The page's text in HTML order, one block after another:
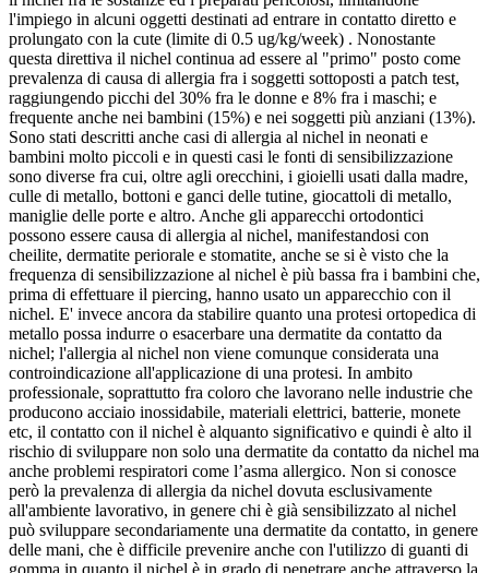
l'impiego in alcuni oggetti destinati ad entrare in contatto diretto e
prolungato con la cute (limite di 0.5 ug/kg/week) . Nonostante
questa direttiva il nichel continua ad essere al "primo" posto come
prevalenza di causa di allergia fra i soggetti sottoposti a patch test,
raggiungendo picchi del 30% fra le donne e 8% fra i maschi; e
frequente anche nei bambini (15%) e nei soggetti più anziani (13%).
Sono stati descritti anche casi di allergia al nichel in neonati e
bambini molto piccoli e in questi casi le fonti di sensibilizzazione
sono diverse fra cui, oltre agli orecchini, i gioielli usati dalla madre,
culle di metallo, bottoni e ganci delle tutine, giocattoli di metallo,
maniglie delle porte e altro. Anche gli apparecchi ortodontici
possono essere causa di allergia al nichel, manifestandosi con
cheilite, dermatite periorale e stomatite, anche se si è visto che la
frequenza di sensibilizzazione al nichel è più bassa fra i bambini che,
prima di effettuare il piercing, hanno usato un apparecchio con il
nichel. E' invece ancora da stabilire quanto una protesi ortopedica di
metallo possa indurre o esacerbare una dermatite da contatto da
nichel; l'allergia al nichel non viene comunque considerata una
controindicazione all'applicazione di una protesi. In ambito
professionale, soprattutto fra coloro che lavorano nelle industrie che
producono acciaio inossidabile, materiali elettrici, batterie, monete
etc, il contatto con il nichel è alquanto significativo e quindi è alto il
rischio di sviluppare non solo una dermatite da contatto da nichel ma
anche problemi respiratori come l’asma allergico. Non si conosce
però la prevalenza di allergia da nichel dovuta esclusivamente
all'ambiente lavorativo, in genere chi è già sensibilizzato al nichel
può sviluppare secondariamente una dermatite da contatto, in genere
delle mani, che è difficile prevenire anche con l'utilizzo di guanti di